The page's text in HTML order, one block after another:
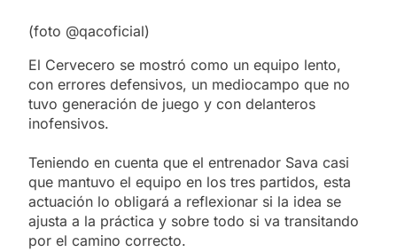
(foto @qacoficial)
El Cervecero se mostró como un equipo lento,
con errores defensivos, un mediocampo que no
tuvo generación de juego y con delanteros
inofensivos.
Teniendo en cuenta que el entrenador Sava casi
que mantuvo el equipo en los tres partidos, esta
actuación lo obligará a reflexionar si la idea se
ajusta a la práctica y sobre todo si va transitando
por el camino correcto.